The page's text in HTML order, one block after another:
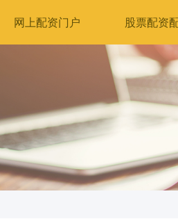
网上配资门户 股票配资